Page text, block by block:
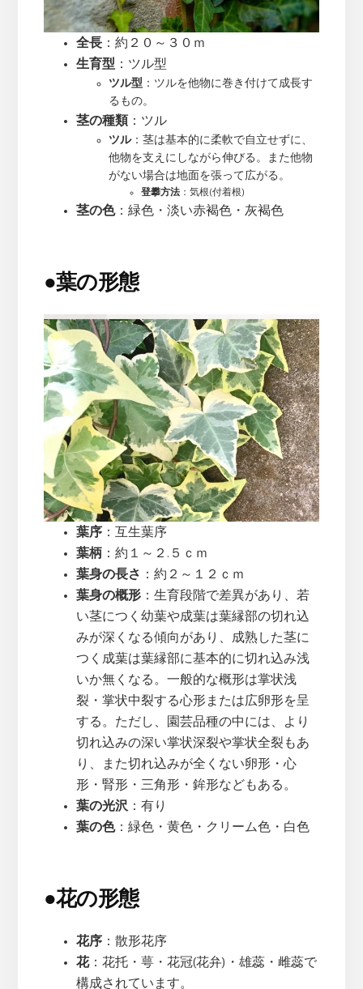
全長：約２０～３０ｍ
生育型 ：ツル型
ツル型 ：ツルを他物に巻き付けて成長す
るもの。
茎の種類 ：ツル
ツル：茎は基本的に柔軟で自立せずに、
他物を支えにしながら伸びる。また他物
がない場合は地面を張って広がる。
登攀方法：気根(付着根)
茎の色：緑色・淡い赤褐色・灰褐色
●葉の形態
葉序：互生葉序
葉柄 ：約１～２.５ｃｍ
葉身の長さ ：約２～１２ｃｍ
葉身の概形：生育段階で差異があり、若
い茎につく幼葉や成葉は葉縁部の切れ込
みが深くなる傾向があり、成熟した茎に
つく成葉は葉縁部に基本的に切れ込み浅
いか無くなる。一般的な概形は掌状浅
裂・掌状中裂する心形または広卵形を呈
する。ただし、園芸品種の中には、より
切れ込みの深い掌状深裂や掌状全裂もあ
り、また切れ込みが全くない卵形・心
形・腎形・三角形・鉾形などもある。
葉の光沢 ：有り
葉の色：緑色・黄色・クリーム色・白色
●花の形態
花序：散形花序
花：花托・萼・花冠(花弁)・雄蕊・雌蕊で
構成されています。